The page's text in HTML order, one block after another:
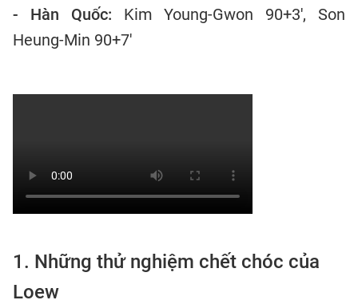
- Hàn Quốc: Kim Young-Gwon 90+3', Son
Heung-Min 90+7'
1. Những thử nghiệm chết chóc của
Loew